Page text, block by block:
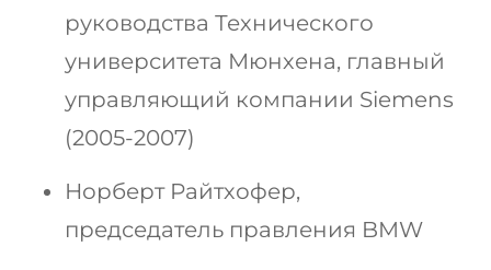
руководства Технического
университета Мюнхена, главный
управляющий компании Siemens
(2005-2007)
Норберт Райтхофер,
председатель правления BMW